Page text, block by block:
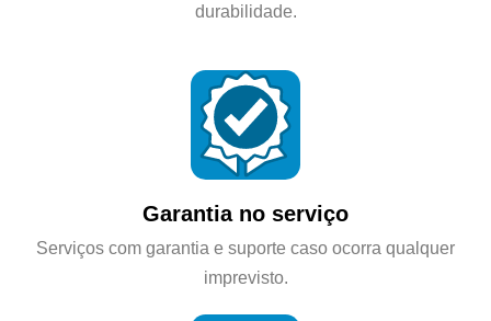
durabilidade.
Garantia no serviço
Serviços com garantia e suporte caso ocorra qualquer
imprevisto.